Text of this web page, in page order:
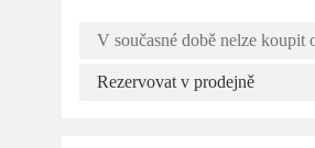
V současné době nelze koupit
Rezervovat v prodejně